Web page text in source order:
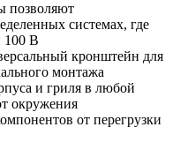
позволяют
системах, где
100 В
кронштейн для
монтажа
и гриля в любой
окружения
от перегрузки